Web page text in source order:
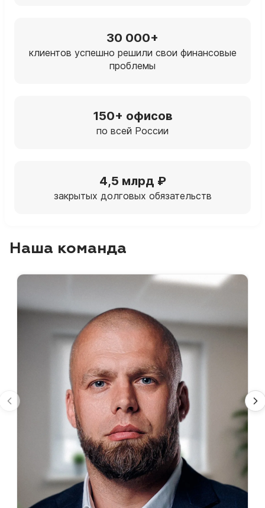
30 000+
клиентов успешно решили свои финансовые
проблемы
150+ офисов
по всей России
4,5 млрд ₽
закрытых долговых обязательств
Наша команда